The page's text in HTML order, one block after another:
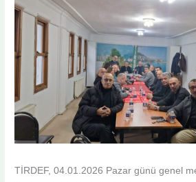
TİRDEF, 04.01.2026 Pazar günü genel